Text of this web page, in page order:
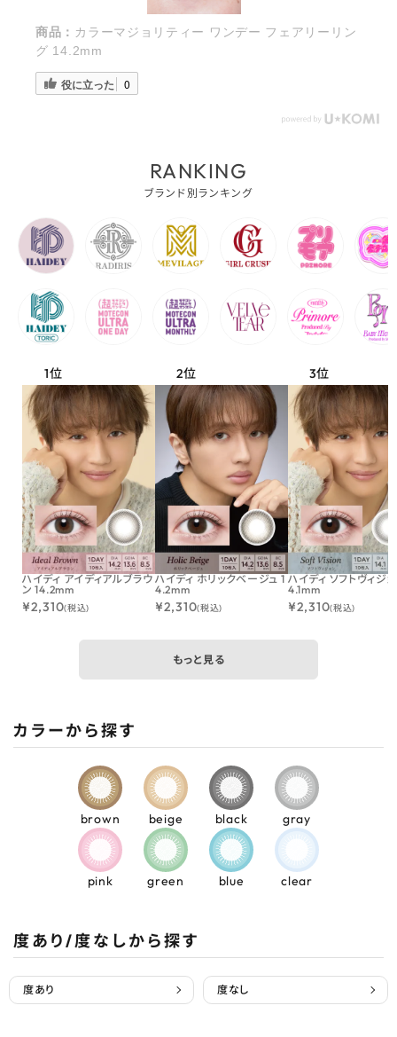
商品： カラーマジョリティー ワンデー フェアリーリン
グ 14.2mm
役に立った 0
RANKING
ブランド別ランキング
ハイディ アイディアルブラウ
ン 14.2mm
¥2,310(税込)
ハイディ ホリックベージュ 1
4.2mm
¥2,310(税込)
ハイディ ソフトヴィジ
4.1mm
¥2,310(税込)
もっと見る
カラーから探す
brown beige black gray
pink green blue clear
度あり/度なしから探す
度あり 度なし